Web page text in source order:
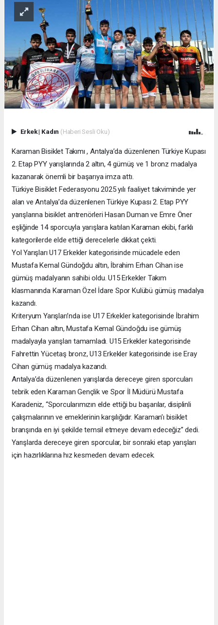
Erkek| Kadın (Haberi Sesli Oku)
Karaman Bisiklet Takımı , Antalya’da düzenlenen Türkiye Kupası
2. Etap PYY yarışlarında 2 altın, 4 gümüş ve 1 bronz madalya
kazanarak önemli bir başarıya imza attı.
Türkiye Bisiklet Federasyonu 2025 yılı faaliyet takviminde yer
alan ve Antalya’da düzenlenen Türkiye Kupası 2. Etap PYY
yarışlarına bisiklet antrenörleri Hasan Duman ve Emre Öner
eşliğinde 14 sporcuyla yarışlara katılan Karaman ekibi, farklı
kategorilerde elde ettiği derecelerle dikkat çekti.
Yol Yarışları U17 Erkekler kategorisinde mücadele eden
Mustafa Kemal Gündoğdu altın, İbrahim Erhan Cihan ise
gümüş madalyanın sahibi oldu. U15 Erkekler Takım
klasmanında Karaman Özel İdare Spor Kulübü gümüş madalya
kazandı.
Kriteryum Yarışları’nda ise U17 Erkekler kategorisinde İbrahim
Erhan Cihan altın, Mustafa Kemal Gündoğdu ise gümüş
madalyayla yarışları tamamladı. U15 Erkekler kategorisinde
Fahrettin Yücetaş bronz, U13 Erkekler kategorisinde ise Eray
Cihan gümüş madalya kazandı.
Antalya’da düzenlenen yarışlarda dereceye giren sporcuları
tebrik eden Karaman Gençlik ve Spor İl Müdürü Mustafa
Karadeniz, “Sporcularımızın elde ettiği bu başarılar, disiplinli
çalışmalarının ve emeklerinin karşılığıdır. Karaman’ı bisiklet
branşında en iyi şekilde temsil etmeye devam edeceğiz” dedi.
Yarışlarda dereceye giren sporcular, bir sonraki etap yarışları
için hazırlıklarına hız kesmeden devam edecek.